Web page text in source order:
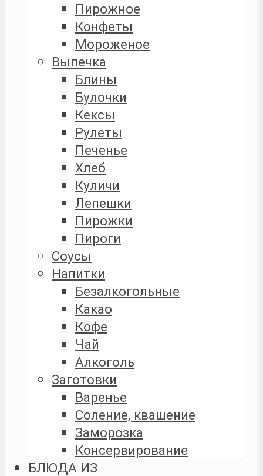
Пирожное
Конфеты
Мороженое
Выпечка
Блины
Булочки
Кексы
Рулеты
Печенье
Хлеб
Куличи
Лепешки
Пирожки
Пироги
Соусы
Напитки
Безалкогольные
Какао
Кофе
Чай
Алкоголь
Заготовки
Варенье
Соление, квашение
Заморозка
Консервирование
БЛЮДА ИЗ